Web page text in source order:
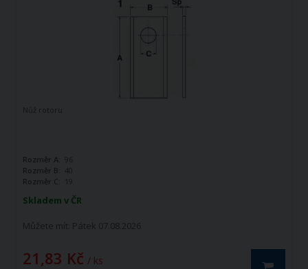
Skladem v ČR
Můžete mít: Pátek 07.08.2026
21,83 Kč / ks
Nůž rotoru
Rozměr A:
96
Rozměr B:
40
Rozměr C:
19